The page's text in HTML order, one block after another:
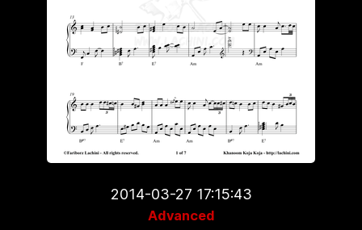
2014-03-27 17:15:43
Advanced